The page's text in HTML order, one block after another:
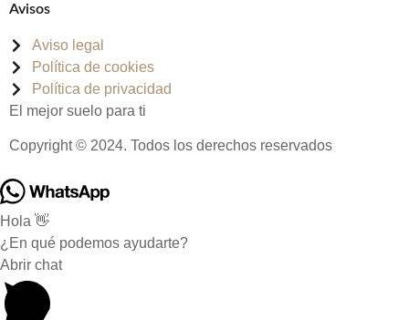
Avisos
Aviso legal
Política de cookies
Política de privacidad
El mejor suelo para ti
Copyright © 2024. Todos los derechos reservados
Hola 👋
¿En qué podemos ayudarte?
Abrir chat